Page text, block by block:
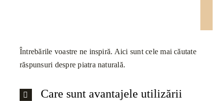
Întrebările voastre ne inspiră. Aici sunt cele mai căutate
răspunsuri despre piatra naturală.
Care sunt avantajele utilizării